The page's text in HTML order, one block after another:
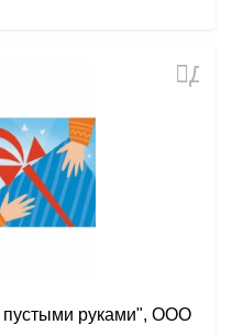
пустыми руками", ООО